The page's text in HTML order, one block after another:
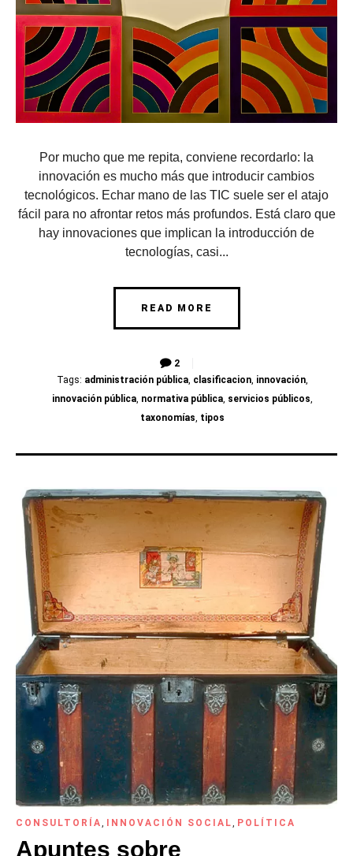
Por mucho que me repita, conviene recordarlo: la
innovación es mucho más que introducir cambios
tecnológicos. Echar mano de las TIC suele ser el atajo
fácil para no afrontar retos más profundos. Está claro que
hay innovaciones que implican la introducción de
tecnologías, casi...
READ MORE
2
Tags: administración pública, clasificacion, innovación,
innovación pública, normativa pública, servicios públicos,
taxonomías, tipos
CONSULTORÍA, INNOVACIÓN SOCIAL, POLÍTICA
Apuntes sobre